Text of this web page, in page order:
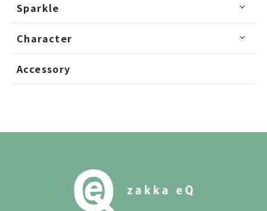
Sparkle
Character
Accessory